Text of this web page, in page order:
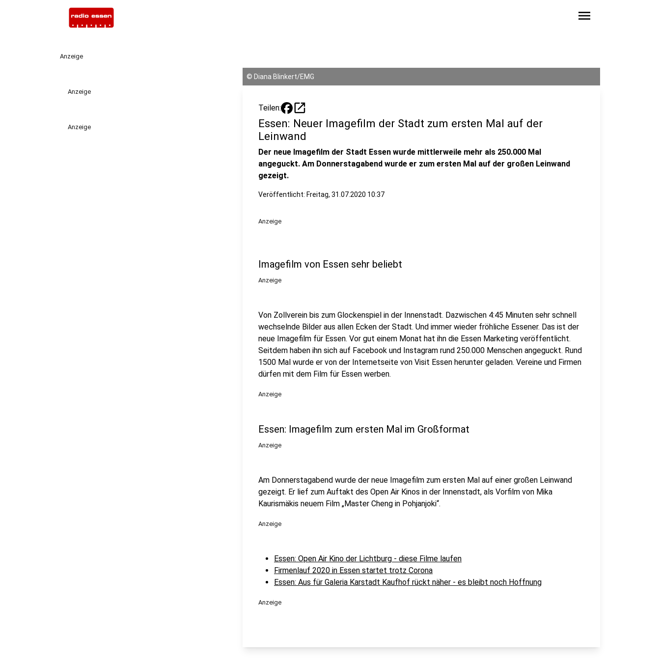
menu
Anzeige
Anzeige
Anzeige
© Diana Blinkert/EMG
Teilen: open_in_new
Essen: Neuer Imagefilm der Stadt zum ersten Mal auf der
Leinwand
Der neue Imagefilm der Stadt Essen wurde mittlerweile mehr als 250.000 Mal
angeguckt. Am Donnerstagabend wurde er zum ersten Mal auf der großen Leinwand
gezeigt.
Veröffentlicht: Freitag, 31.07.2020 10:37
Anzeige
Imagefilm von Essen sehr beliebt
Anzeige
Von Zollverein bis zum Glockenspiel in der Innenstadt. Dazwischen 4:45 Minuten sehr schnell
wechselnde Bilder aus allen Ecken der Stadt. Und immer wieder fröhliche Essener. Das ist der
neue Imagefilm für Essen. Vor gut einem Monat hat ihn die Essen Marketing veröffentlicht.
Seitdem haben ihn sich auf Facebook und Instagram rund 250.000 Menschen angeguckt. Rund
1500 Mal wurde er von der Internetseite von Visit Essen herunter geladen. Vereine und Firmen
dürfen mit dem Film für Essen werben.
Anzeige
Essen: Imagefilm zum ersten Mal im Großformat
Anzeige
Am Donnerstagabend wurde der neue Imagefilm zum ersten Mal auf einer großen Leinwand
gezeigt. Er lief zum Auftakt des Open Air Kinos in der Innenstadt, als Vorfilm von Mika
Kaurismäkis neuem Film „Master Cheng in Pohjanjoki“.
Anzeige
Essen: Open Air Kino der Lichtburg - diese Filme laufen
Firmenlauf 2020 in Essen startet trotz Corona
Essen: Aus für Galeria Karstadt Kaufhof rückt näher - es bleibt noch Hoffnung
Anzeige